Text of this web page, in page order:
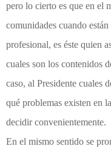
pero lo cierto es que en el
comunidades cuando
profesional, es éste quien
cuales son los contenidos
caso, al Presidente cuales
qué problemas existen en
decidir convenientemente.
En el mismo sentido se